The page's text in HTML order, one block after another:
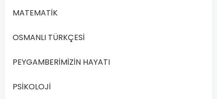
değişimleri
ele alır.
duygu
araştırır.
MATEMATİK
OSMANLI TÜRKÇESİ
PEYGAMBERİMİZİN HAYATI
PSİKOLOJİ